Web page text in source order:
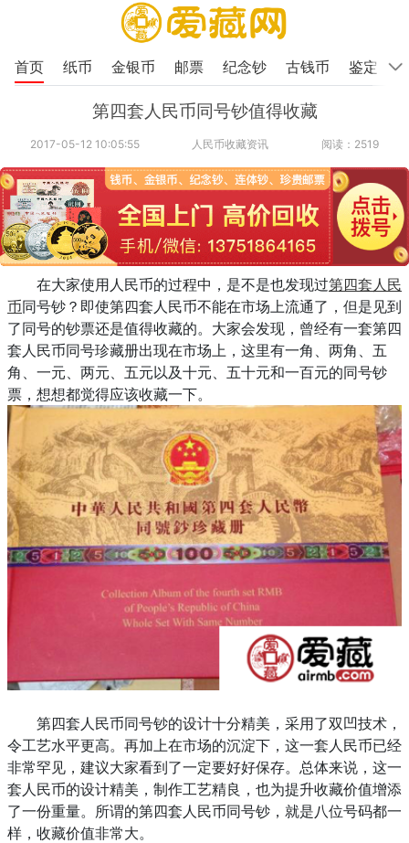
首页 纸币 金银币 邮票 纪念钞 古钱币 鉴定
第四套人民币同号钞值得收藏
2017-05-12 10:05:55 人民币收藏资讯 阅读：2519
在大家使用人民币的过程中，是不是也发现过第四套人民
币同号钞？即使第四套人民币不能在市场上流通了，但是见到
了同号的钞票还是值得收藏的。大家会发现，曾经有一套第四
套人民币同号珍藏册出现在市场上，这里有一角、两角、五
角、一元、两元、五元以及十元、五十元和一百元的同号钞
票，想想都觉得应该收藏一下。
第四套人民币同号钞的设计十分精美，采用了双凹技术，
令工艺水平更高。再加上在市场的沉淀下，这一套人民币已经
非常罕见，建议大家看到了一定要好好保存。总体来说，这一
套人民币的设计精美，制作工艺精良，也为提升收藏价值增添
了一份重量。所谓的第四套人民币同号钞，就是八位号码都一
样，收藏价值非常大。